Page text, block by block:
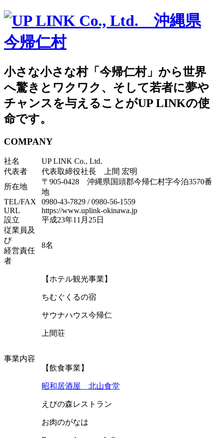
小さな小さな村「今帰仁村」から世界
へ驚きとワクワク、そして若者に夢や
チャンスを与えることがUP LINKの使
命です。
COMPANY
社名
UP LINK Co., Ltd.
代表者
代表取締役社長 上間 宏明
所在地
〒905-0428 沖縄県国頭郡今帰仁村字今泊3570番
地
TEL/FAX
0980-43-7829 /0980-56-1559
URL
https://www.uplink-okinawa.jp
設立
平成23年11月25日
従業員及
び
経営責任
者
8名
事業内容
【ホテル観光事業】
ちむぐくるの宿
サウナハウス今帰仁
上間荘
【飲食事業】
昭和居酒屋 北山食堂
えびの森レストラン
お肉のがなは